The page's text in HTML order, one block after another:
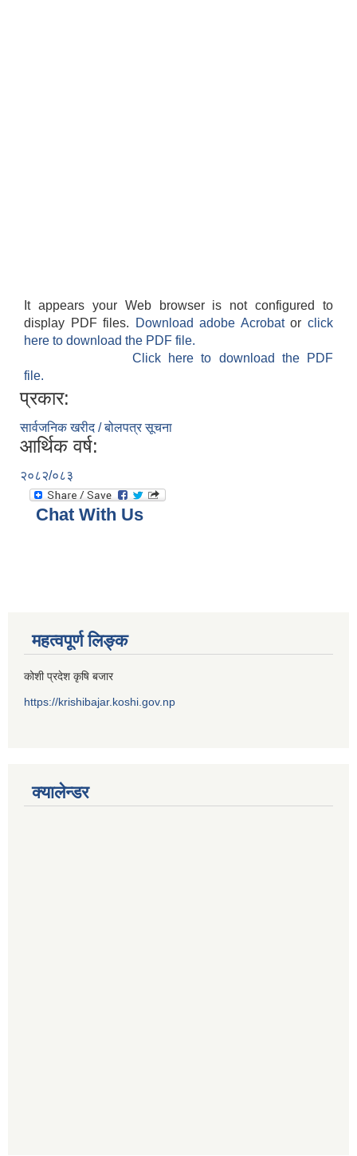
It appears your Web browser is not configured to
display PDF files.
Download adobe Acrobatorclick
here to download the PDF file.
Click here to download the PDF
file.
प्रकार:
सार्वजनिक खरीद / बोलपत्र सूचना
आर्थिक वर्ष:
२०८२/०८३
Chat With Us
महत्वपूर्ण लिङ्क
कोशी प्रदेश कृषि बजार
https://krishibajar.koshi.gov.np
क्यालेन्डर